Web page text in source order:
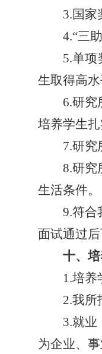
3.国家
4.“三
5.单项
生取得高
6.研究
培养学生
7.研究
8.研究
生活条件。
9.符合
面试通过
十、
1.培
2.我所
3.就业
为企业、